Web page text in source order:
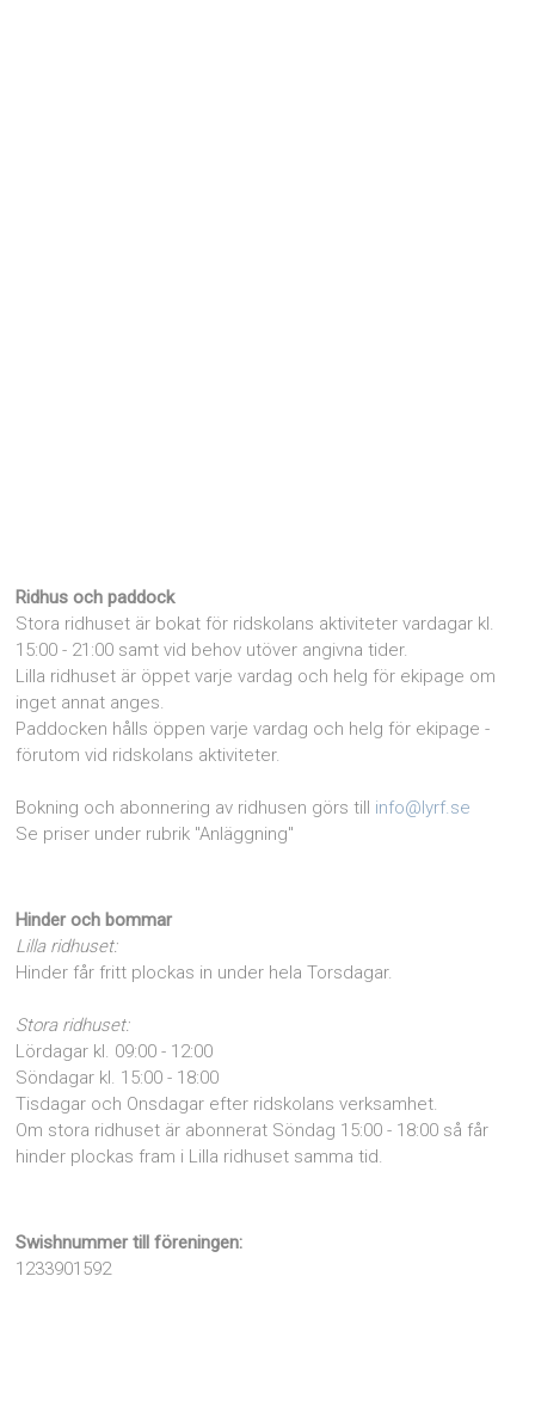
Ridhus och paddock
Stora ridhuset är bokat för ridskolans aktiviteter vardagar kl.
15:00 - 21:00 samt vid behov utöver angivna tider.
Lilla ridhuset är öppet varje vardag och helg för ekipage om
inget annat anges.
Paddocken hålls öppen varje vardag och helg för ekipage -
förutom vid ridskolans aktiviteter.
Bokning och abonnering av ridhusen görs till info@lyrf.se
Se priser under rubrik "Anläggning"
Hinder och bommar
Lilla ridhuset:
Hinder får fritt plockas in under hela Torsdagar.
Stora ridhuset:
Lördagar kl. 09:00 - 12:00
Söndagar kl. 15:00 - 18:00
Tisdagar och Onsdagar efter ridskolans verksamhet.
Om stora ridhuset är abonnerat Söndag 15:00 - 18:00 så får
hinder plockas fram i Lilla ridhuset samma tid.
Swishnummer till föreningen:
1233901592